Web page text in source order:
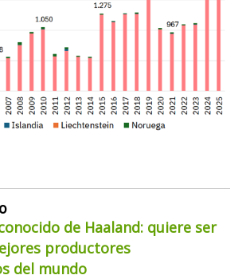
de Haaland: quiere ser
productores
del mundo